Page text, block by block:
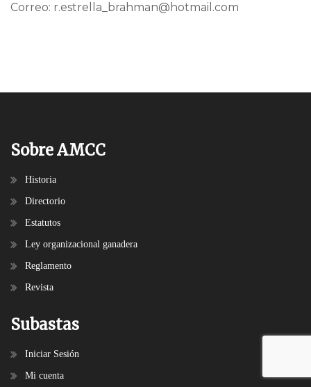
Correo: r.estrella_brahman@hotmail.com
Sobre AMCC
Historia
Directorio
Estatutos
Ley organizacional ganadera
Reglamento
Revista
Subastas
Iniciar Sesión
Mi cuenta